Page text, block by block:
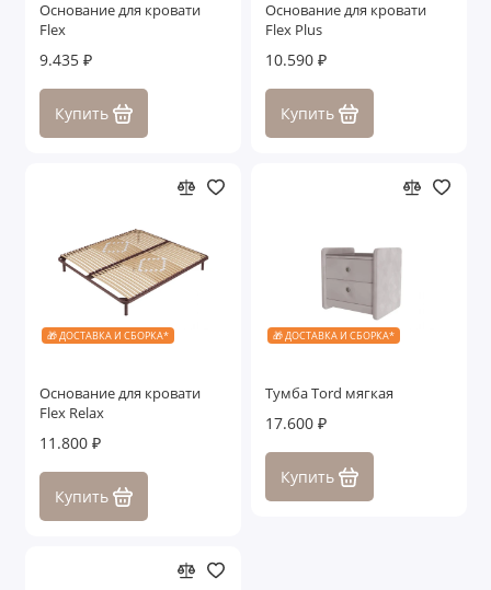
Основание для кровати
Flex
9.435 ₽
Купить
Основание для кровати
Flex Plus
10.590 ₽
Купить
🎁 ДОСТАВКА И СБОРКА*
Основание для кровати
Flex Relax
11.800 ₽
Купить
🎁 ДОСТАВКА И СБОРКА*
Тумба Tord мягкая
17.600 ₽
Купить